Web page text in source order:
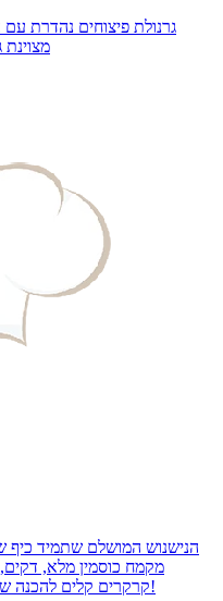
גרנולת פיצוחים נהדרת עם
מצוינת
הנישנוש המושלם שתמיד כיף
מקמח כוסמין מלא,
קרקרים קלים להכנה שכיף להגיש לצד מטבלים וממרחים שונים!